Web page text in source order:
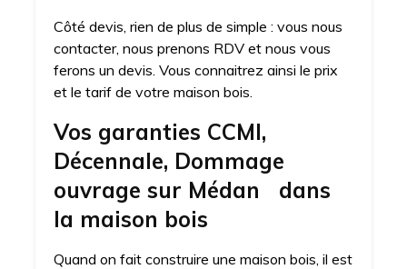
Côté devis, rien de plus de simple : vous nous
contacter, nous prenons RDV et nous vous
ferons un devis. Vous connaitrez ainsi le prix
et le tarif de votre maison bois.
Vos garanties CCMI,
Décennale, Dommage
ouvrage sur Médan dans
la maison bois
Quand on fait construire une maison bois, il est